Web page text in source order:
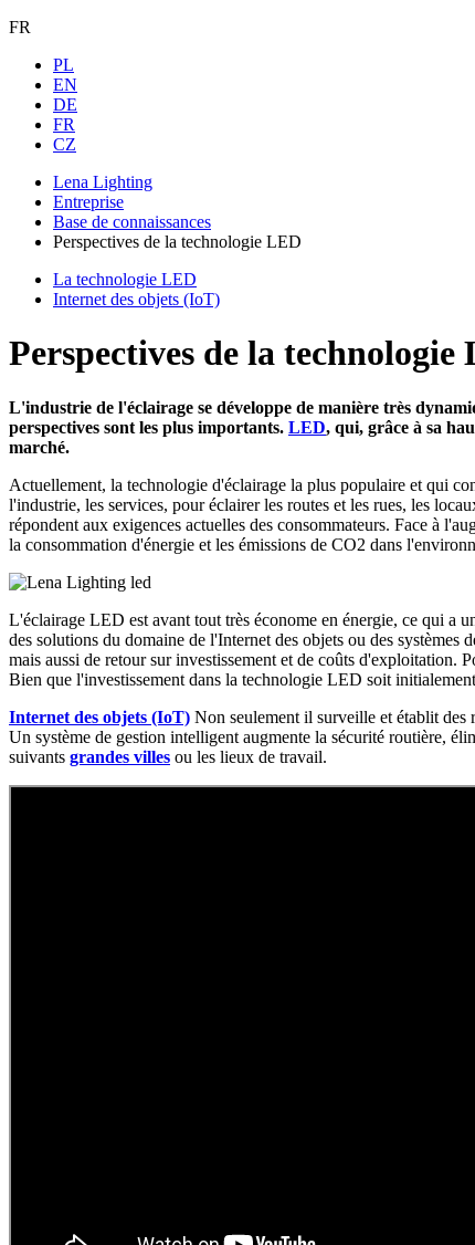
FR
PL
EN
DE
FR
CZ
Lena Lighting
Entreprise
Base de connaissances
Perspectives de la technologie LED
La technologie LED
Internet des objets (IoT)
Perspectives de la technologie
L'industrie de l'éclairage se développe de manière très
perspectives sont les plus importants.LED, qui, grâce à sa
marché.
Actuellement, la technologie d'éclairage la plus populaire et qui
l'industrie, les services, pour éclairer les routes et les rues, les
répondent aux exigences actuelles des consommateurs. Face à
la consommation d'énergie et les émissions de CO2 dans
L'éclairage LED est avant tout très économe en énergie, ce qui a
des solutions du domaine de l'Internet des objets ou des
mais aussi de retour sur investissement et de coûts d'exploitation.
Bien que l'investissement dans la technologie LED soit
Internet des objets (IoT)Non seulement il surveille et établit des
Un système de gestion intelligent augmente la sécurité routière,
suivantsgrandes villesou les lieux de travail.